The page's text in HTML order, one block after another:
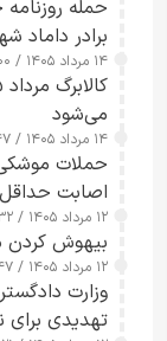
حمله
برادر داماد
۱۴ مرداد ۱۴۰۵ / ۰۸:۰۰
می‌شود
۱۴ مرداد ۱۴۰۵ / ۰۷:۴۷
حملات
اصابت حداقل ۳۰ موشک بالستیک+ ویدیو
۱۲ مرداد ۱۴۰۵ / ۱۹:۳۲
بیهوش کردن
۱۲ مرداد ۱۴۰۵ / ۱۸:۴۷
تهدیدی